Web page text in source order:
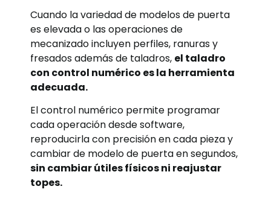
Cuando la variedad de modelos de puerta
es elevada o las operaciones de
mecanizado incluyen perfiles, ranuras y
fresados además de taladros, el taladro
con control numérico es la herramienta
adecuada.
El control numérico permite programar
cada operación desde software,
reproducirla con precisión en cada pieza y
cambiar de modelo de puerta en segundos,
sin cambiar útiles físicos ni reajustar
topes.